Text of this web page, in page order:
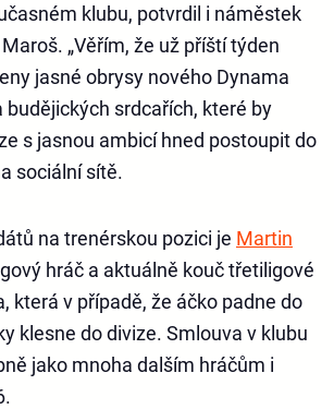
klubu, potvrdil i náměstek
„Věřím, že už příští týden
jasné obrysy nového Dynama
budějických srdcařích, které by
s jasnou ambicí hned postoupit do
sociální sítě.
na trenérskou pozici je Martin
hráč a aktuálně kouč třetiligové
která v případě, že áčko padne do
klesne do divize. Smlouva v klubu
jako mnoha dalším hráčům i